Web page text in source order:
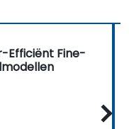
Efficiënt Fine-